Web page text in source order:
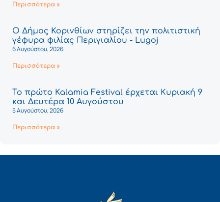
Περισσότερα »
Ο Δήμος Κορινθίων στηρίζει την πολιτιστική
γέφυρα φιλίας Περιγιαλίου - Lugoj
6 Αυγούστου, 2026
Περισσότερα »
Το πρώτο Kalamia Festival έρχεται Κυριακή 9
και Δευτέρα 10 Αυγούστου
5 Αυγούστου, 2026
Περισσότερα »